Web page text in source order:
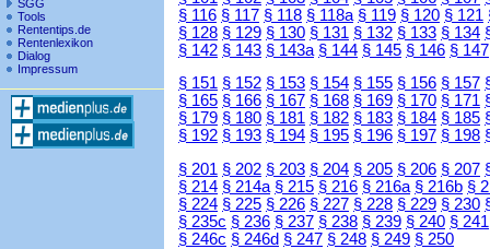
SGG
Tools
Rententips.de
Rentenlexikon
Dialog
Impressum
§ 116 § 117 § 118 § 118a § 119 § 120 § 121
§ 128 § 129 § 130 § 131 § 132 § 133 § 134
§ 142 § 143 § 143a § 144 § 145 § 146 § 147
§ 151 § 152 § 153 § 154 § 155 § 156 § 157
§ 165 § 166 § 167 § 168 § 169 § 170 § 171
§ 179 § 180 § 181 § 182 § 183 § 184 § 185
§ 192 § 193 § 194 § 195 § 196 § 197 § 198
§ 201 § 202 § 203 § 204 § 205 § 206 § 207
§ 214 § 214a § 215 § 216 § 216a § 216b §
§ 224 § 225 § 226 § 227 § 228 § 229 § 230
§ 235c § 236 § 237 § 238 § 239 § 240 § 241
§ 246c § 246d § 247 § 248 § 249 § 250